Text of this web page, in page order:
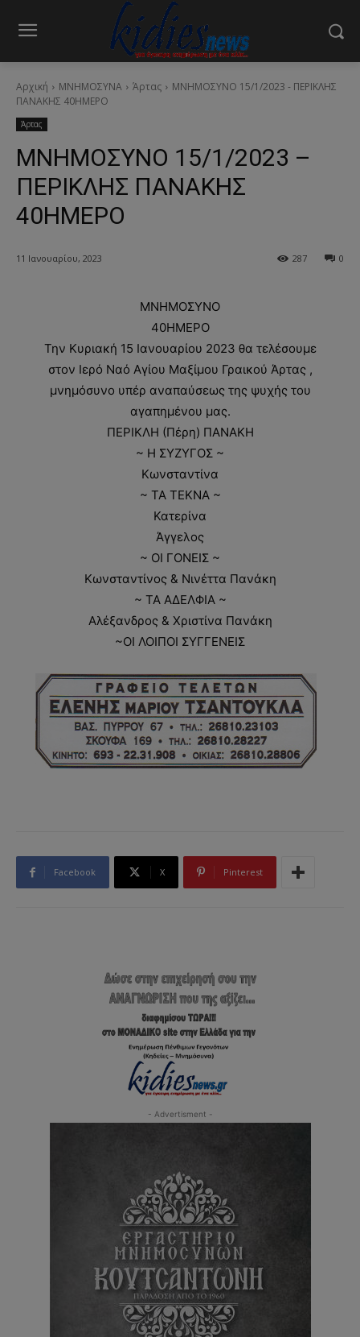
Αρχική ΜΝΗΜΟΣΥΝΑ Άρτας
ΜΝΗΜΟΣΥΝΟ 15/1/2023 - ΠΕΡΙΚΛΗΣ
ΠΑΝΑΚΗΣ 40ΗΜΕΡΟ
Άρτας
ΜΝΗΜΟΣΥΝΟ 15/1/2023 –
ΠΕΡΙΚΛΗΣ ΠΑΝΑΚΗΣ
40ΗΜΕΡΟ
11 Ιανουαρίου, 2023 0
287
ΜΝΗΜΟΣΥΝΟ
40ΗΜΕΡΟ
Την Κυριακή 15 Ιανουαρίου 2023 θα τελέσουμε
στον Ιερό Ναό Αγίου Μαξίμου Γραικού Άρτας ,
μνημόσυνο υπέρ αναπαύσεως της ψυχής του
αγαπημένου μας.
ΠΕΡΙΚΛΗ (Πέρη) ΠΑΝΑΚΗ
~ Η ΣΥΖΥΓΟΣ ~
Κωνσταντίνα
~ ΤΑ ΤΕΚΝΑ ~
Κατερίνα
Άγγελος
~ ΟΙ ΓΟΝΕΙΣ ~
Κωνσταντίνος & Νινέττα Πανάκη
~ ΤΑ ΑΔΕΛΦΙΑ ~
Αλέξανδρος & Χριστίνα Πανάκη
~ΟΙ ΛΟΙΠΟΙ ΣΥΓΓΕΝΕΙΣ
Facebook X Pinterest
- Advertisment -